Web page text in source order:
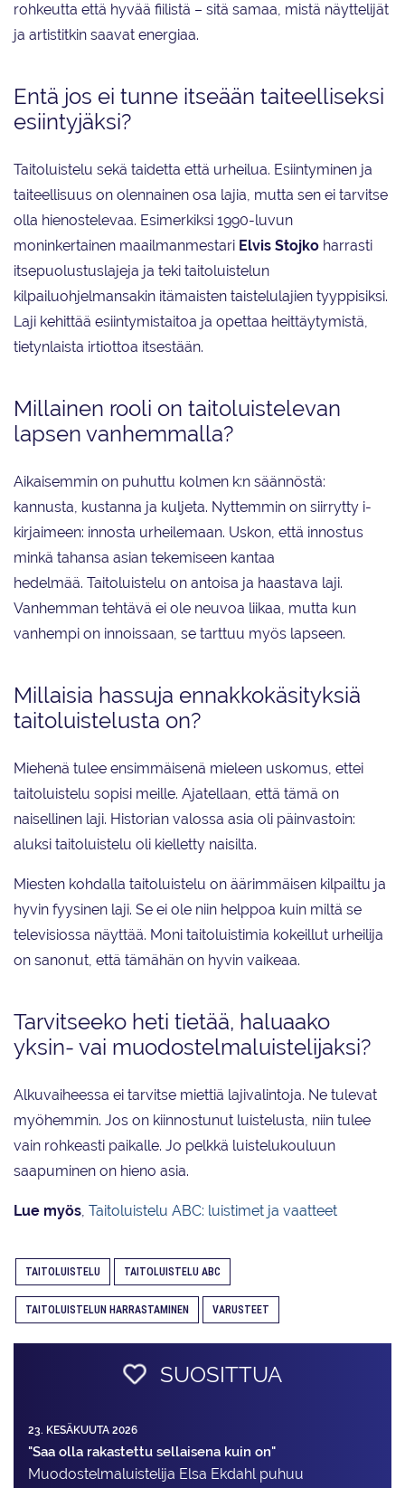
rohkeutta että hyvää fiilistä – sitä samaa, mistä näyttelijät
ja artistitkin saavat energiaa.
Entä jos ei tunne itseään taiteelliseksi
esiintyjäksi?
Taitoluistelu sekä taidetta että urheilua. Esiintyminen ja
taiteellisuus on olennainen osa lajia, mutta sen ei tarvitse
olla hienostelevaa. Esimerkiksi 1990-luvun
moninkertainen maailmanmestari Elvis Stojko harrasti
itsepuolustuslajeja ja teki taitoluistelun
kilpailuohjelmansakin itämaisten taistelulajien tyyppisiksi.
Laji kehittää esiintymistaitoa ja opettaa heittäytymistä,
tietynlaista irtiottoa itsestään.
Millainen rooli on taitoluistelevan
lapsen vanhemmalla?
Aikaisemmin on puhuttu kolmen k:n säännöstä:
kannusta, kustanna ja kuljeta. Nyttemmin on siirrytty i-
kirjaimeen: innosta urheilemaan. Uskon, että innostus
minkä tahansa asian tekemiseen kantaa
hedelmää. Taitoluistelu on antoisa ja haastava laji.
Vanhemman tehtävä ei ole neuvoa liikaa, mutta kun
vanhempi on innoissaan, se tarttuu myös lapseen.
Millaisia hassuja ennakkokäsityksiä
taitoluistelusta on?
Miehenä tulee ensimmäisenä mieleen uskomus, ettei
taitoluistelu sopisi meille. Ajatellaan, että tämä on
naisellinen laji. Historian valossa asia oli päinvastoin:
aluksi taitoluistelu oli kielletty naisilta.
Miesten kohdalla taitoluistelu on äärimmäisen kilpailtu ja
hyvin fyysinen laji. Se ei ole niin helppoa kuin miltä se
televisiossa näyttää. Moni taitoluistimia kokeillut urheilija
on sanonut, että tämähän on hyvin vaikeaa.
Tarvitseeko heti tietää, haluaako
yksin- vai muodostelmaluistelijaksi?
Alkuvaiheessa ei tarvitse miettiä lajivalintoja. Ne tulevat
myöhemmin. Jos on kiinnostunut luistelusta, niin tulee
vain rohkeasti paikalle. Jo pelkkä luistelukouluun
saapuminen on hieno asia.
Lue myös, Taitoluistelu ABC: luistimet ja vaatteet
TAITOLUISTELU TAITOLUISTELU ABC
TAITOLUISTELUN HARRASTAMINEN VARUSTEET
SUOSITTUA
23. KESÄKUUTA 2026
"Saa olla rakastettu sellaisena kuin on"
Muodostelma­luistelija Elsa Ekdahl puhuu